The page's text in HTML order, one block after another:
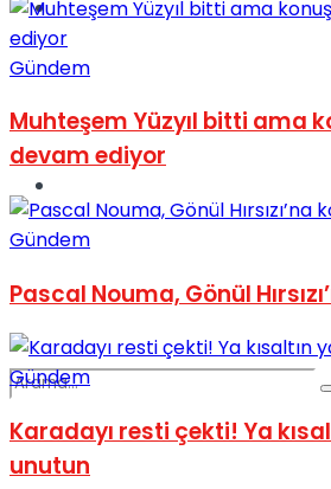
Spor
Gündem
Muhteşem Yüzyıl bitti ama
devam ediyor
Gündem
Pascal Nouma, Gönül
Gündem
Karadayı resti çekti! Ya
unutun